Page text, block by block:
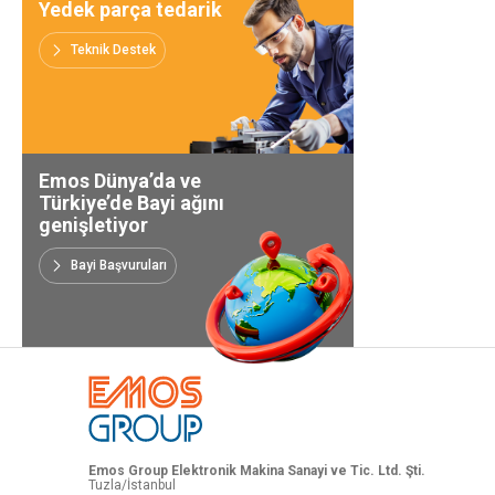
Yedek parça tedarik
Teknik Destek
Emos Dünya’da ve
Türkiye’de Bayi ağını
genişletiyor
Bayi Başvuruları
Emos Group Elektronik Makina Sanayi ve Tic. Ltd. Şti.
Tuzla/İstanbul